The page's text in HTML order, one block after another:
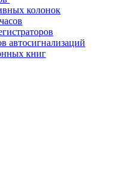
колонок
автосигнализаций
книг